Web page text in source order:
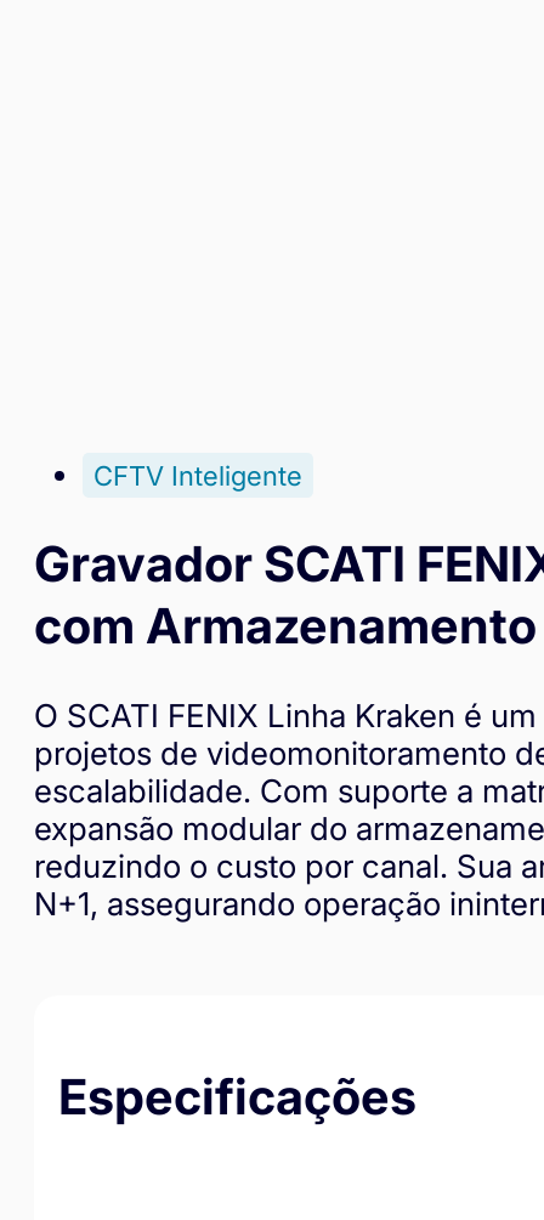
CFTV Inteligente
Gravador SCATI
com
O SCATI FENIX Linha Kraken é
projetos de videomonitoramento
escalabilidade. Com suporte a
expansão modular do
reduzindo o custo por canal. Sua
N+1, assegurando operação
Especificações